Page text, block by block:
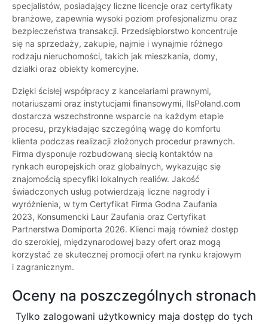
specjalistów, posiadający liczne licencje oraz certyfikaty
branżowe, zapewnia wysoki poziom profesjonalizmu oraz
bezpieczeństwa transakcji. Przedsiębiorstwo koncentruje
się na sprzedaży, zakupie, najmie i wynajmie różnego
rodzaju nieruchomości, takich jak mieszkania, domy,
działki oraz obiekty komercyjne.
Dzięki ścisłej współpracy z kancelariami prawnymi,
notariuszami oraz instytucjami finansowymi, IlsPoland.com
dostarcza wszechstronne wsparcie na każdym etapie
procesu, przykładając szczególną wagę do komfortu
klienta podczas realizacji złożonych procedur prawnych.
Firma dysponuje rozbudowaną siecią kontaktów na
rynkach europejskich oraz globalnych, wykazując się
znajomością specyfiki lokalnych realiów. Jakość
świadczonych usług potwierdzają liczne nagrody i
wyróżnienia, w tym Certyfikat Firma Godna Zaufania
2023, Konsumencki Laur Zaufania oraz Certyfikat
Partnerstwa Domiporta 2026. Klienci mają również dostęp
do szerokiej, międzynarodowej bazy ofert oraz mogą
korzystać ze skutecznej promocji ofert na rynku krajowym
i zagranicznym.
Oceny na poszczególnych stronach
Tylko zalogowani użytkownicy maja dostęp do tych